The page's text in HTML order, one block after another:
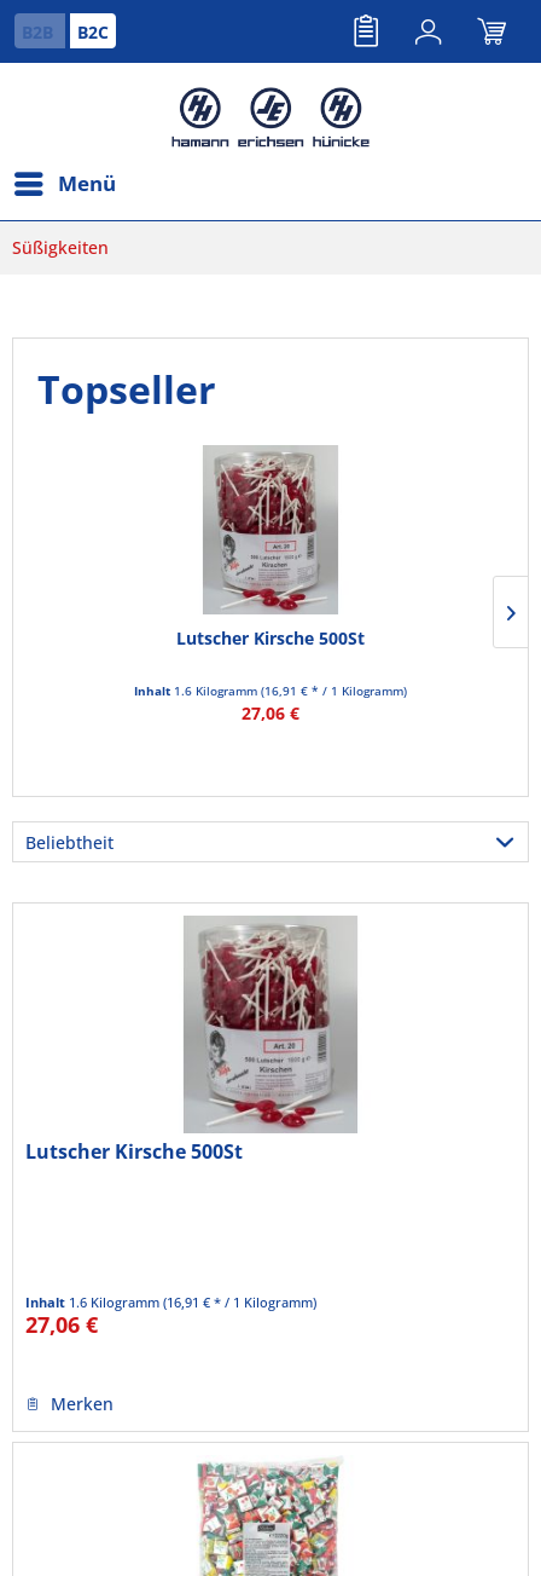
B2B B2C
Menü
Süßigkeiten
Topseller
Lutscher Kirsche 500St
Inhalt 1.6 Kilogramm (16,91 € * / 1 Kilogramm)
27,06 €
Lutscher Kirsche 500St
Inhalt 1.6 Kilogramm(16,91 € * / 1 Kilogramm)
27,06 €
Merken